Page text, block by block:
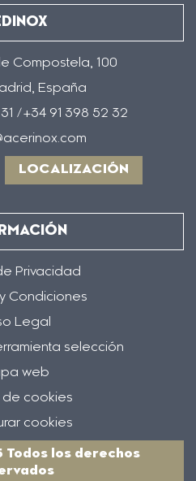
Compostela, 100
España
/+34 91 398 52 32
LOCALIZACIÓN
Privacidad
y Condiciones
Legal
selección
web
de cookies
cookies
Todos los derechos